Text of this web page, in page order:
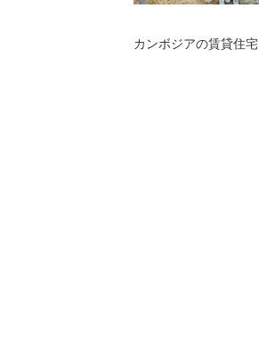
カンボジアの賃貸住宅